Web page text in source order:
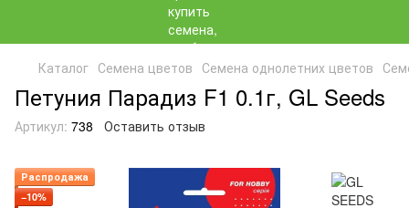
Каталог Семена цветов Семена однолетних цветов
Петуния Парадиз F1 0.1г, GL Seeds
Артикул: 738 Оставить отзыв
Распродажа
−10%